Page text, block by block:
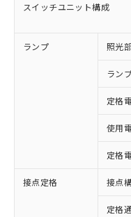
スイッチユニット構成
ランプ 照光
ラン
定格
使用
定格
接点定格 接点
定格
※1 対応状況
対応済み：
非含有に対応し
対応予定：EU